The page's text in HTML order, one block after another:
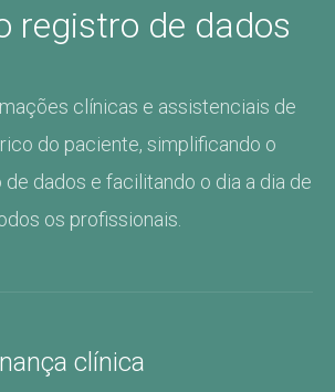
registro de dados
clínicas e assistenciais de
do paciente, simplificando o
dados e facilitando o dia a dia de
os profissionais.
clínica